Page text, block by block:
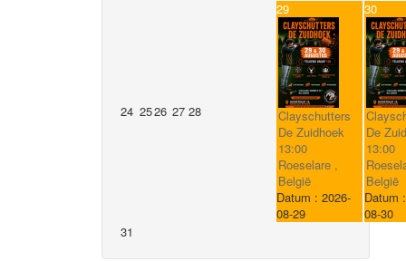
24 2526 27 28
29
Clayschutters
De Zuidhoek
13:00
Roeselare ,
België
Datum :2026-
08-29
30
De
13:00
België
Datum
08-30
31